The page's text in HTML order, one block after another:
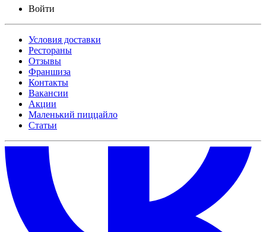
Войти
Условия доставки
Рестораны
Отзывы
Франшиза
Контакты
Вакансии
Акции
Маленький пиццайло
Статьи